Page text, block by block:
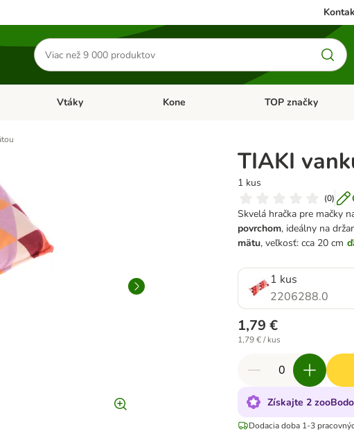
Hľadať
produkty
Otvoriť menu: Malé zvieratá
Vtáky Otvoriť menu: Vtáky
Kone Otvoriť menu: Kone
TOP značky
TIAKI
1 kus
(0)
Skvelá hračka pre mačky
povrchom, ideálny na
mätu, veľkosť: cca 20 cm
1 kus
2206288.0
1,79 €
1,79 € / kus
Získajte 2
Dodacia doba 1-3